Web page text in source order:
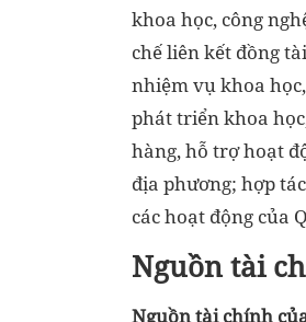
khoa học, công
chế liên kết đồng
nhiệm vụ khoa
phát triển khoa
hàng, hỗ trợ hoạt
địa phương; hợp
các hoạt động của
Nguồn tài
Nguồn tài chính